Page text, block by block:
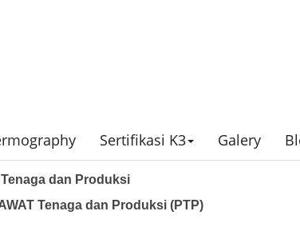
Sertifikasi K3 Galery
dan Produksi
Tenaga dan Produksi (PTP)